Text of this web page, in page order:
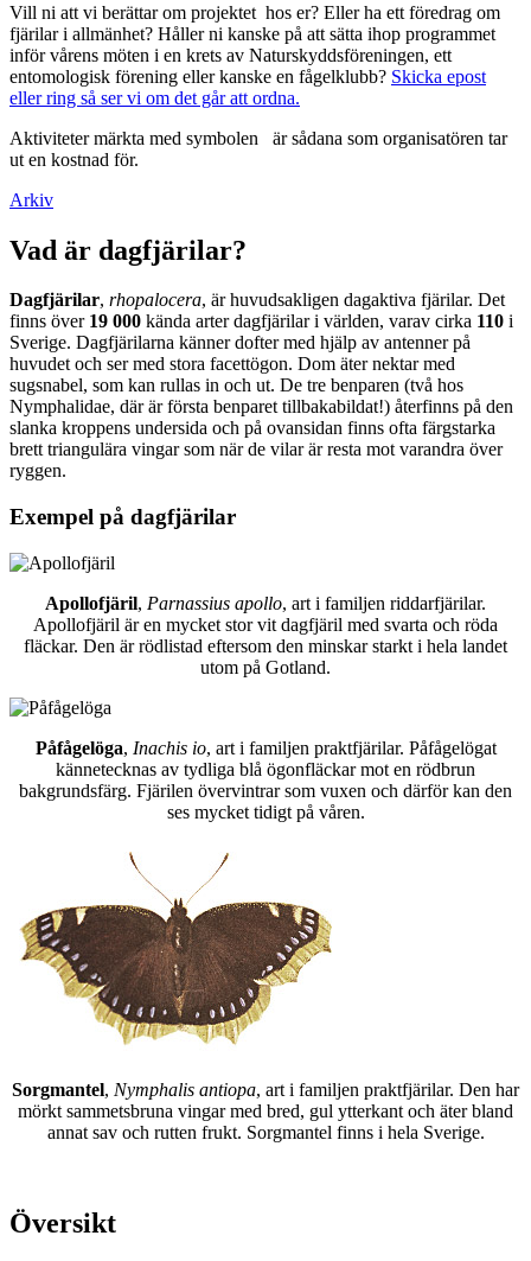
Vill ni att vi berättar om projektet hos er? Eller ha ett föredrag om
fjärilar i allmänhet? Håller ni kanske på att sätta ihop programmet
inför vårens möten i en krets av Naturskyddsföreningen, ett
entomologisk förening eller kanske en fågelklubb? Skicka epost
eller ring så ser vi om det går att ordna.
Aktiviteter märkta med symbolen
är sådana som organisatören tar
ut en kostnad för.
Arkiv
Vad är dagfjärilar?
Dagfjärilar, rhopalocera, är huvudsakligen dagaktiva fjärilar. Det
finns över 19 000 kända arter dagfjärilar i världen, varav cirka 110 i
Sverige. Dagfjärilarna känner dofter med hjälp av antenner på
huvudet och ser med stora facettögon. Dom äter nektar med
sugsnabel, som kan rullas in och ut. De tre benparen (två hos
Nymphalidae, där är första benparet tillbakabildat!) återfinns på den
slanka kroppens undersida och på ovansidan finns ofta färgstarka
brett triangulära vingar som när de vilar är resta mot varandra över
ryggen.
Exempel på dagfjärilar
Apollofjäril, Parnassius apollo, art i familjen riddarfjärilar.
Apollofjäril är en mycket stor vit dagfjäril med svarta och röda
fläckar. Den är rödlistad eftersom den minskar starkt i hela landet
utom på Gotland.
Påfågelöga, Inachis io, art i familjen praktfjärilar. Påfågelögat
kännetecknas av tydliga blå ögonfläckar mot en rödbrun
bakgrundsfärg. Fjärilen övervintrar som vuxen och därför kan den
ses mycket tidigt på våren.
Sorgmantel, Nymphalis antiopa, art i familjen praktfjärilar. Den har
mörkt sammetsbruna vingar med bred, gul ytterkant och äter bland
annat sav och rutten frukt. Sorgmantel finns i hela Sverige.
Översikt